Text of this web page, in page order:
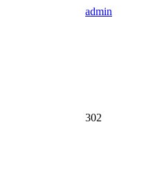
admin
302